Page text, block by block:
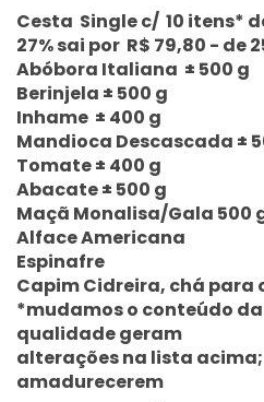
Cesta Single c/ 10 itens*
27% sai por R$ 79,80 - de
Abóbora Italiana ± 500 g
Berinjela ± 500 g
Inhame ± 400 g
Mandioca Descascada ±
Tomate ± 400 g
Abacate ± 500 g
Maçã Monalisa/Gala 500
Alface Americana
Espinafre
Capim Cidreira, chá para
*mudamos o conteúdo
qualidade geram
alterações na lista
amadurecerem